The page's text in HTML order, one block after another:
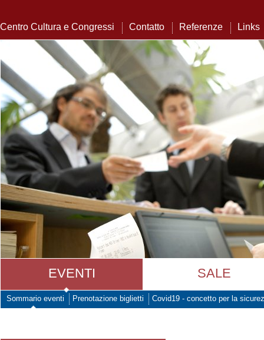
Centro Cultura e Congressi Contatto Referenze Links
EVENTI SALE
Sommario eventi Prenotazione biglietti Covid19 - concetto per la